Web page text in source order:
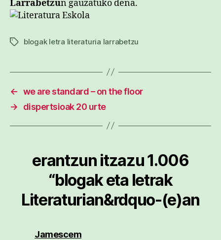
Larrabetzun gauzatuko dena.
Etiketakblogak letra literaturia larrabetzu
← we are standard – on the floor
→
dispertsioak 20 urte
erantzun itzazu 1.006
“blogak eta letrak
Literaturian&rdquo-(e)an
Jamescemdio: